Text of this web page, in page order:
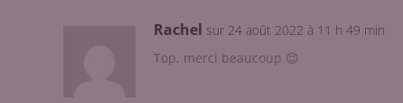
Rachel sur 24 août 2022 à 11 h 49 min
Top, merci beaucoup 😉